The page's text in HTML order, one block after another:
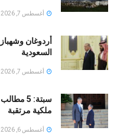
أغسطس 7, 2026
أردوغان
السعودية
أغسطس 7, 2026
سبتة: 5
ملكية مرتقبة
أغسطس 6, 2026